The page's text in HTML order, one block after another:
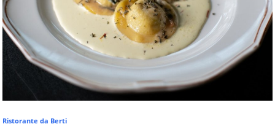
Ristorante da Berti